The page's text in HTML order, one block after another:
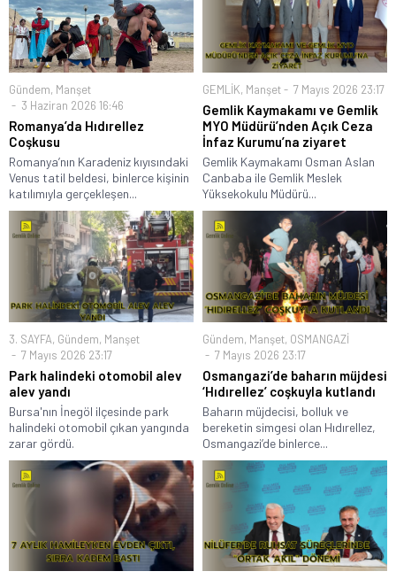
Gündem, Manşet
3 Haziran 2026 16:46
Romanya’da Hıdırellez
Coşkusu
Romanya’nın Karadeniz kıyısındaki
Venus tatil beldesi, binlerce kişinin
katılımıyla gerçekleşen...
GEMLİK, Manşet 7 Mayıs 2026 23:17
Gemlik Kaymakamı ve Gemlik
MYO Müdürü’nden Açık Ceza
İnfaz Kurumu’na ziyaret
Gemlik Kaymakamı Osman Aslan
Canbaba ile Gemlik Meslek
Yüksekokulu Müdürü...
3. SAYFA, Gündem, Manşet
7 Mayıs 2026 23:17
Park halindeki otomobil alev
alev yandı
Bursa'nın İnegöl ilçesinde park
halindeki otomobil çıkan yangında
zarar gördü.
Gündem, Manşet, OSMANGAZİ
7 Mayıs 2026 23:17
Osmangazi’de baharın müjdesi
‘Hıdırellez’ coşkuyla kutlandı
Baharın müjdecisi, bolluk ve
bereketin simgesi olan Hıdırellez,
Osmangazi’de binlerce...